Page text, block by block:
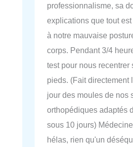
professionnalisme, sa
explications que tout
à notre mauvaise
corps. Pendant 3/4
test pour nous recentrer
pieds. (Fait directement
jour des moules de nos
orthopédiques adaptés
sous 10 jours)
hélas, rien qu'un